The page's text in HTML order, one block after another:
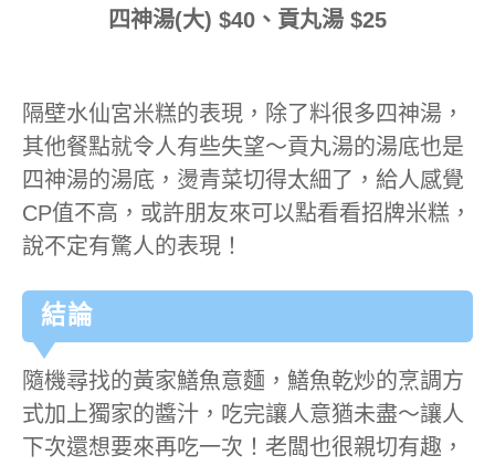
四神湯(大) $40、貢丸湯 $25
隔壁水仙宮米糕的表現，除了料很多四神湯，
其他餐點就令人有些失望～貢丸湯的湯底也是
四神湯的湯底，燙青菜切得太細了，給人感覺
CP值不高，或許朋友來可以點看看招牌米糕，
說不定有驚人的表現！
結論
隨機尋找的黃家鱔魚意麵，鱔魚乾炒的烹調方
式加上獨家的醬汁，吃完讓人意猶未盡～讓人
下次還想要來再吃一次！老闆也很親切有趣，